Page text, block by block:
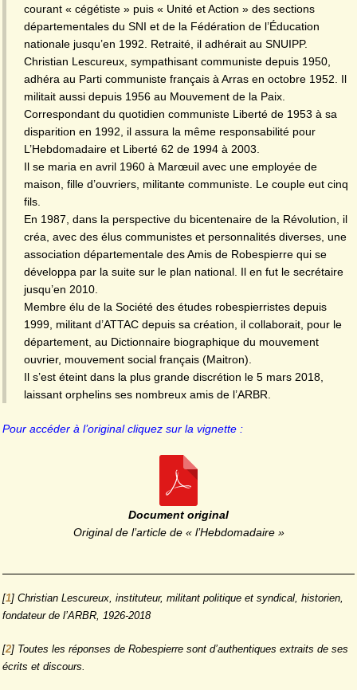
courant « cégétiste » puis « Unité et Action » des sections
départementales du SNI et de la Fédération de l’Éducation
nationale jusqu’en 1992. Retraité, il adhérait au SNUIPP.
Christian Lescureux, sympathisant communiste depuis 1950,
adhéra au Parti communiste français à Arras en octobre 1952. Il
militait aussi depuis 1956 au Mouvement de la Paix.
Correspondant du quotidien communiste Liberté de 1953 à sa
disparition en 1992, il assura la même responsabilité pour
L’Hebdomadaire et Liberté 62 de 1994 à 2003.
Il se maria en avril 1960 à Marœuil avec une employée de
maison, fille d’ouvriers, militante communiste. Le couple eut cinq
fils.
En 1987, dans la perspective du bicentenaire de la Révolution, il
créa, avec des élus communistes et personnalités diverses, une
association départementale des Amis de Robespierre qui se
développa par la suite sur le plan national. Il en fut le secrétaire
jusqu’en 2010.
Membre élu de la Société des études robespierristes depuis
1999, militant d’ATTAC depuis sa création, il collaborait, pour le
département, au Dictionnaire biographique du mouvement
ouvrier, mouvement social français (Maitron).
Il s’est éteint dans la plus grande discrétion le 5 mars 2018,
laissant orphelins ses nombreux amis de l’ARBR.
Pour accéder à l’original cliquez sur la vignette :
Document original
Original de l’article de « l’Hebdomadaire »
[1] Christian Lescureux, instituteur, militant politique et syndical, historien,
fondateur de l’ARBR, 1926-2018
[2] Toutes les réponses de Robespierre sont d’authentiques extraits de ses
écrits et discours.